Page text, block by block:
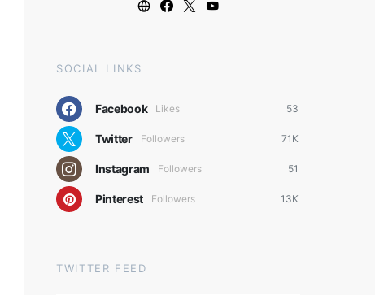
SOCIAL LINKS
Facebook 53
Likes
Twitter 71K
Followers
Instagram 51
Followers
Pinterest 13K
Followers
TWITTER FEED